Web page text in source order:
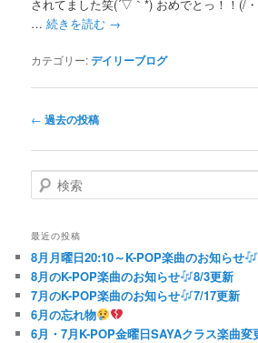
されてました笑(´▽｀*) おめでとっ！！(/
…続きを読む →
カテゴリー:デイリーブログ
投
ナ
ビ
ゲ
シ
ョ
ン
← 過去の投稿
検
索
最近の投稿
8月月曜日20:10～K-POP楽曲のお知らせ
8月のK-POP楽曲のお知らせ
8/3更新
7月のK-POP楽曲のお知らせ
7/17更新
6月の忘れ物
6月・7月K-POP金曜日SAYAクラス楽曲変